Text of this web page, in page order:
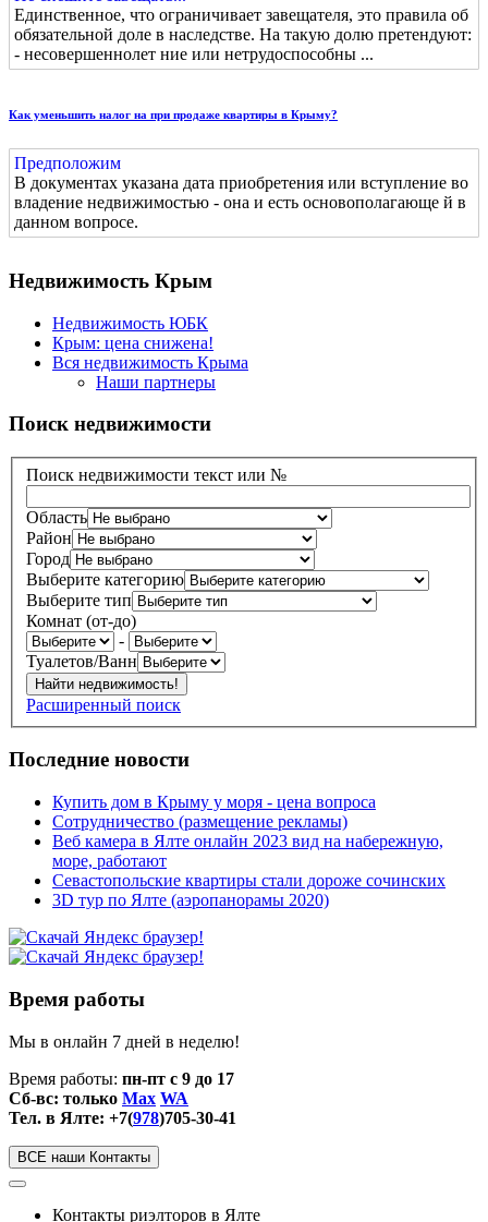
Единственное, что ограничивает завещателя, это правила об
обязательной доле в наследстве. На такую долю претендуют:
- несовершеннолет ние или нетрудоспособны ...
Как уменьшить налог на при продаже квартиры в Крыму?
Предположим
В документах указана дата приобретения или вступление во
владение недвижимостью - она и есть основополагающе й в
данном вопросе.
Недвижимость Крым
Недвижимость ЮБК
Крым: цена снижена!
Вся недвижимость Крыма
Наши партнеры
Поиск недвижимости
Поиск недвижимости текст или №
Область
Район
Город
Выберите категорию
Выберите тип
Комнат (от-до)
-
Туалетов/Ванн
Расширенный поиск
Последние новости
Купить дом в Крыму у моря - цена вопроса
Сотрудничество (размещение рекламы)
Веб камера в Ялте онлайн 2023 вид на набережную,
море, работают
Севастопольские квартиры стали дороже сочинских
3D тур по Ялте (аэропанорамы 2020)
Время работы
Мы в онлайн 7 дней в неделю!
Время работы: пн-пт с 9 до 17
Сб-вс: только Max WA
Тел. в Ялте: +7(978)705-30-41
ВСЕ наши Контакты
Контакты риэлторов в Ялте